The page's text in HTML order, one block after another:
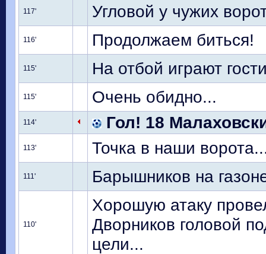
117' Угловой у чужих
116' Продолжаем биться!
115' На отбой играют
115' Очень обидно...
114' Гол! 18
113' Точка в наши
111' Барышников на
110'
Хорошую атаку
Дворников головой
цели...